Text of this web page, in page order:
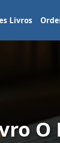
Livros